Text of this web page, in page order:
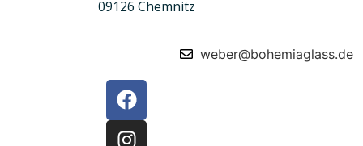
09126 Chemnitz
weber@bohemiaglass.de